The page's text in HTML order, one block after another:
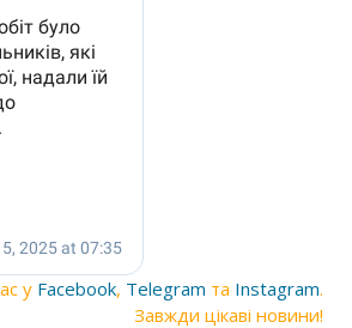
у Facebook, Telegram та Instagram.
Завжди цікаві новини!